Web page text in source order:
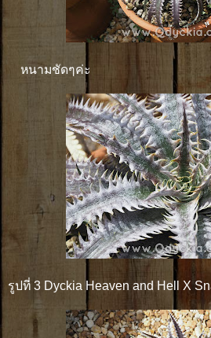
หนามชัดๆค่ะ
รูปที่ 3 Dyckia Heaven and Hell X